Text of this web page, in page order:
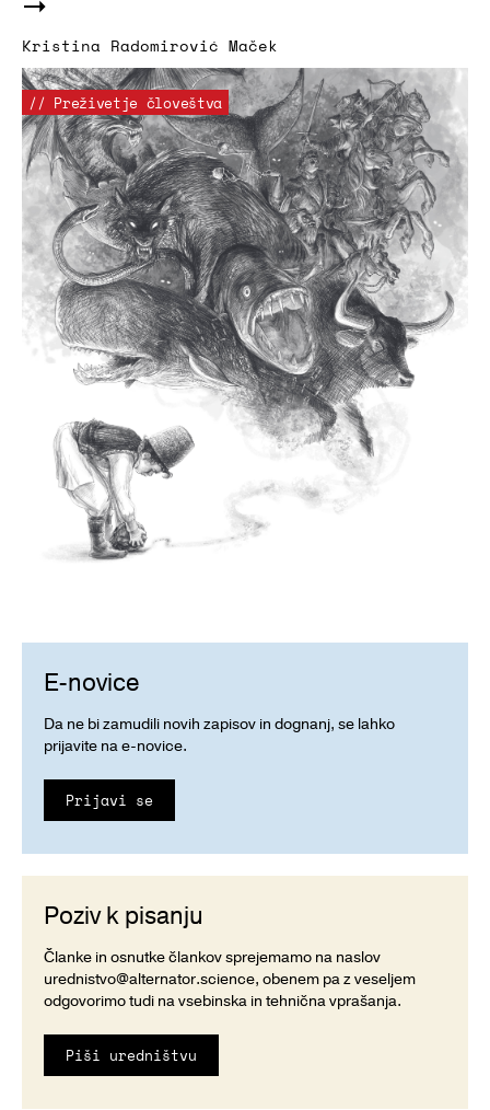
Kristina Radomirović Maček
// Preživetje človeštva
E-novice
Da ne bi zamudili novih zapisov in dognanj, se lahko
prijavite na e-novice.
Prijavi se
Poziv k pisanju
Članke in osnutke člankov sprejemamo na naslov
urednistvo@alternator.science, obenem pa z veseljem
odgovorimo tudi na vsebinska in tehnična vprašanja.
Piši uredništvu